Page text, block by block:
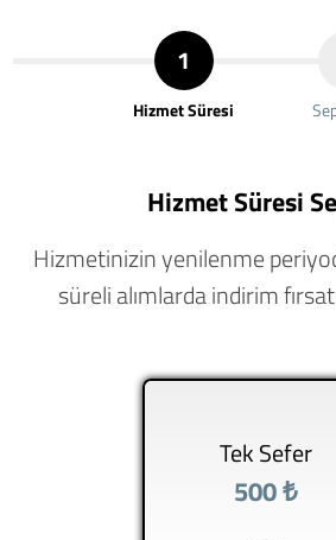
1
Hizmet Süresi
Hizmet Süresi
Hizmetinizin yenilenme
süreli alımlarda indirim
Tek Sefer
500 ₺